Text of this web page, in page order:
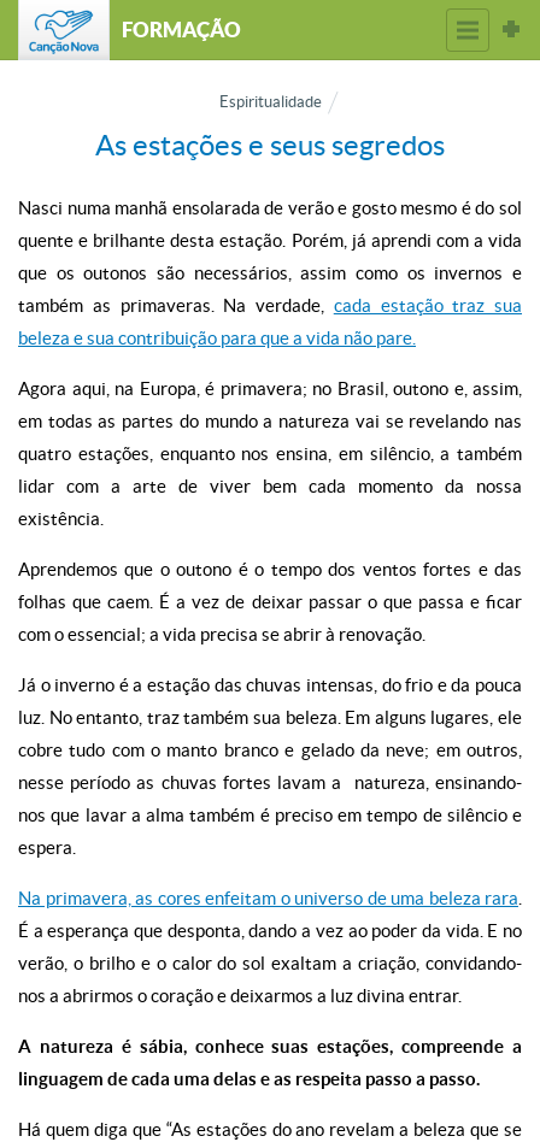
FORMAÇÃO
Espiritualidade
As estações e seus segredos
Nasci numa manhã ensolarada de verão e gosto mesmo é do sol
quente e brilhante desta estação. Porém, já aprendi com a vida
que os outonos são necessários, assim como os invernos e
também as primaveras. Na verdade, cada estação traz sua
beleza e sua contribuição para que a vida não pare.
Agora aqui, na Europa, é primavera; no Brasil, outono e, assim,
em todas as partes do mundo a natureza vai se revelando nas
quatro estações, enquanto nos ensina, em silêncio, a também
lidar com a arte de viver bem cada momento da nossa
existência.
Aprendemos que o outono é o tempo dos ventos fortes e das
folhas que caem. É a vez de deixar passar o que passa e ficar
com o essencial; a vida precisa se abrir à renovação.
Já o inverno é a estação das chuvas intensas, do frio e da pouca
luz. No entanto, traz também sua beleza. Em alguns lugares, ele
cobre tudo com o manto branco e gelado da neve; em outros,
nesse período as chuvas fortes lavam a natureza, ensinando-
nos que lavar a alma também é preciso em tempo de silêncio e
espera.
Na primavera, as cores enfeitam o universo de uma beleza rara
É a esperança que desponta, dando a vez ao poder da vida. E no
verão, o brilho e o calor do sol exaltam a criação, convidando-
nos a abrirmos o coração e deixarmos a luz divina entrar.
A natureza é sábia, conhece suas estações, compreende a
linguagem de cada uma delas e as respeita passo a passo.
Há quem diga que “As estações do ano revelam a beleza que se